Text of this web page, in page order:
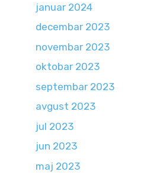
januar 2024
decembar 2023
novembar 2023
oktobar 2023
septembar 2023
avgust 2023
jul 2023
jun 2023
maj 2023